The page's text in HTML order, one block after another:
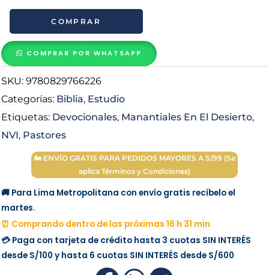
NVI
El
Desierto
Tapa
Flexible
Negro/Azul
COMPRAR
COMPRAR POR WHATSAPP
SKU: 9780829766226
Categorías: Biblia, Estudio
Etiquetas: Devocionales, Manantiales En El Desierto,
NVI, Pastores
🏍 ENVÍO GRATIS PARA PEDIDOS MAYORES A S/99 (Se
aplica Términos y Condiciones)
🚚 Para Lima Metropolitana con envío gratis recíbelo el
martes.
⏰ Comprando dentro de las próximas 16 h 31 min
💳 Paga con tarjeta de crédito hasta 3 cuotas SIN INTERÉS
desde S/100 y hasta 6 cuotas SIN INTERÉS desde S/600